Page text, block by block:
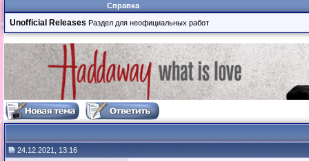
Справка
Unofficial Releases Раздел для неофициальных работ
24.12.2021, 13:16